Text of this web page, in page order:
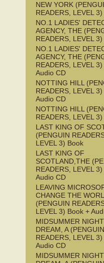
NEW YORK
READERS, LEVEL
NO.1 LADIES'
AGENCY, THE
READERS, LEVEL
NO.1 LADIES'
AGENCY, THE
READERS, LEVEL
Audio CD
NOTTING HILL
READERS, LEVEL
Audio CD
NOTTING HILL
READERS, LEVEL
LAST KING OF
(PENGUIN
LEVEL 3) Book
LAST KING OF
SCOTLAND,THE
READERS, LEVEL
Audio CD
LEAVING
CHANGE THE
(PENGUIN
LEVEL 3) Book +
MIDSUMMER
DREAM, A (PENGUIN
READERS, LEVEL
Audio CD
MIDSUMMER